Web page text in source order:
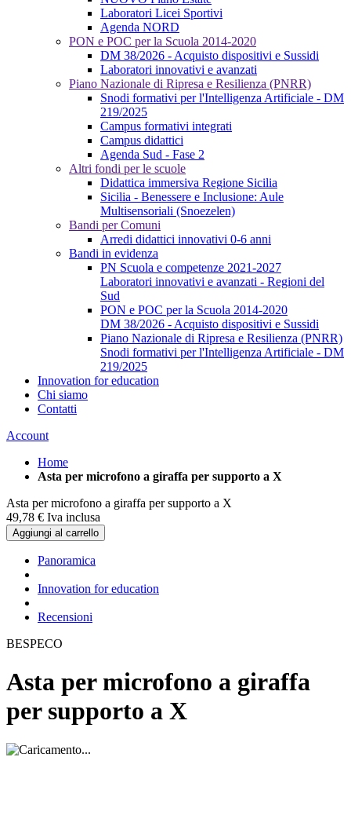
Laboratori Licei Sportivi
Agenda NORD
PON e POC per la Scuola 2014-2020
DM 38/2026 - Acquisto dispositivi e Sussidi
Laboratori innovativi e avanzati
Piano Nazionale di Ripresa e Resilienza (PNRR)
Snodi formativi per l'Intelligenza Artificiale - DM
219/2025
Campus formativi integrati
Campus didattici
Agenda Sud - Fase 2
Altri fondi per le scuole
Didattica immersiva Regione Sicilia
Sicilia - Benessere e Inclusione: Aule
Multisensoriali (Snoezelen)
Bandi per Comuni
Arredi didattici innovativi 0-6 anni
Bandi in evidenza
PN Scuola e competenze 2021-2027
Laboratori innovativi e avanzati - Regioni del
Sud
PON e POC per la Scuola 2014-2020
DM 38/2026 - Acquisto dispositivi e Sussidi
Piano Nazionale di Ripresa e Resilienza (PNRR)
Snodi formativi per l'Intelligenza Artificiale - DM
219/2025
Innovation for education
Chi siamo
Contatti
Account
Home
Asta per microfono a giraffa per supporto a X
Asta per microfono a giraffa per supporto a X
49,78 € Iva inclusa
Aggiungi al carrello
Panoramica
Innovation for education
Recensioni
BESPECO
Asta per microfono a giraffa
per supporto a X